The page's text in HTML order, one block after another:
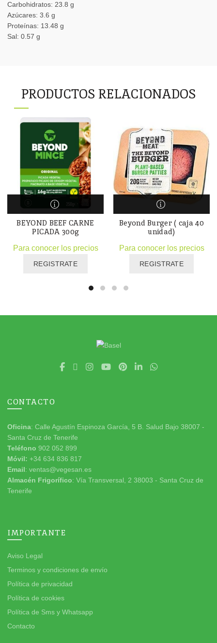
Carbohidratos: 23.8 g
Azúcares: 3.6 g
Proteínas: 13.48 g
Sal: 0.57 g
PRODUCTOS RELACIONADOS
BEYOND BEEF CARNE
PICADA 300g
Para conocer los precios
REGISTRATE
Beyond Burger ( caja 40
unidad)
Para conocer los precios
REGISTRATE
CONTACTO
Oficina: Calle Agustín Espinoza García, 5 B. Salud Bajo 38007 -
Santa Cruz de Tenerife
Teléfono 902 052 899
Móvil: +34 634 836 817
Email: ventas@vegesan.es
Almacén Frigorífico: Vía Transversal, 2 38003 - Santa Cruz de
Tenerife
IMPORTANTE
Aviso Legal
Terminos y condiciones de envío
Política de privacidad
Política de cookies
Política de Sms y Whatsapp
Contacto